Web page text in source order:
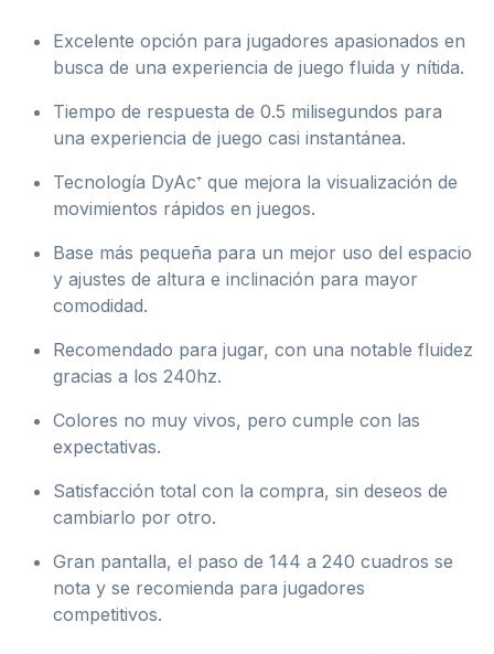
Excelente opción para jugadores apasionados en
busca de una experiencia de juego fluida y nítida.
Tiempo de respuesta de 0.5 milisegundos para
una experiencia de juego casi instantánea.
Tecnología DyAc⁺ que mejora la visualización de
movimientos rápidos en juegos.
Base más pequeña para un mejor uso del espacio
y ajustes de altura e inclinación para mayor
comodidad.
Recomendado para jugar, con una notable fluidez
gracias a los 240hz.
Colores no muy vivos, pero cumple con las
expectativas.
Satisfacción total con la compra, sin deseos de
cambiarlo por otro.
Gran pantalla, el paso de 144 a 240 cuadros se
nota y se recomienda para jugadores
competitivos.